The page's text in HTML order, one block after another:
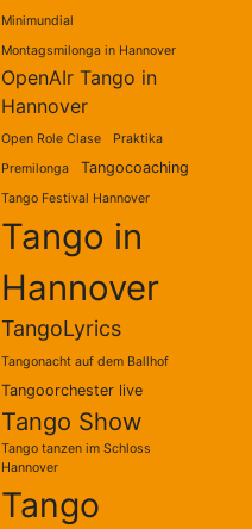
Minimundial
Montagsmilonga in Hannover
OpenAIr Tango in
Hannover
Open Role Clase
Praktika
Premilonga
Tangocoaching
Tango Festival Hannover
Tango in
Hannover
TangoLyrics
Tangonacht auf dem Ballhof
Tangoorchester live
Tango Show
Tango tanzen im Schloss
Hannover
Tango